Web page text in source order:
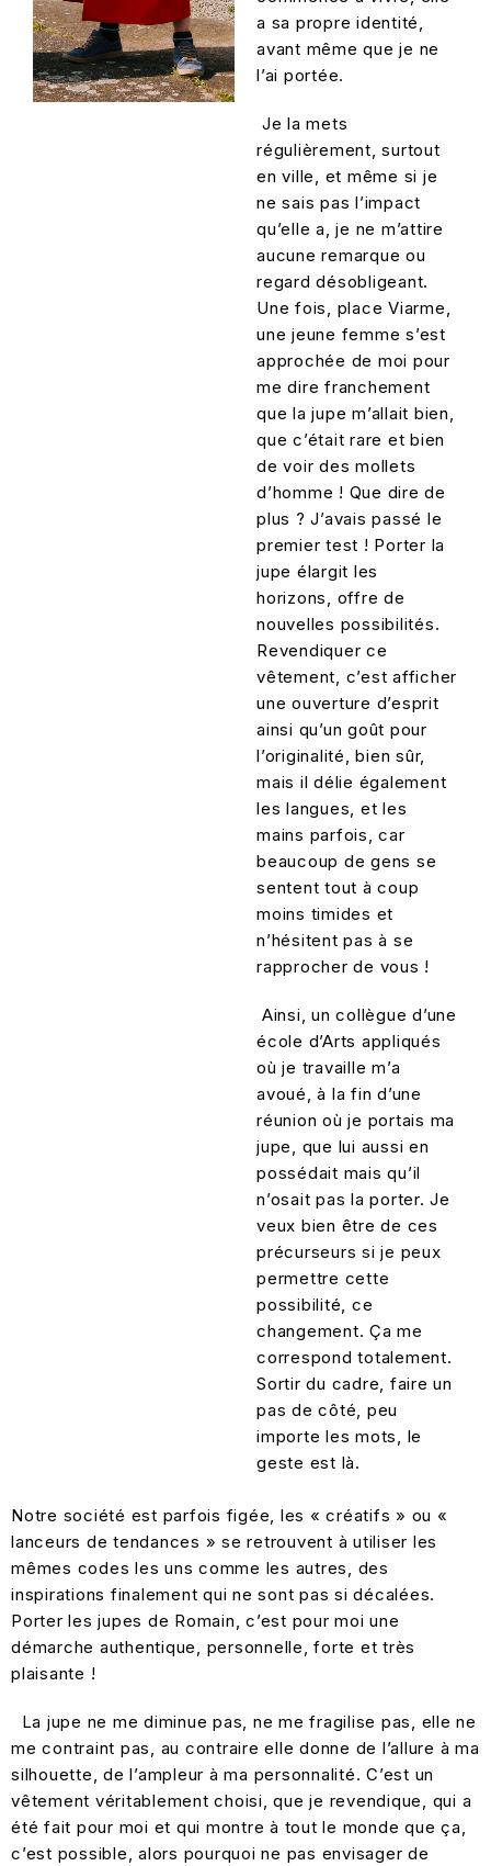
a sa propre identité,
avant même que je ne
l’ai portée.
Je la mets
régulièrement, surtout
en ville, et même si je
ne sais pas l’impact
qu’elle a, je ne m’attire
aucune remarque ou
regard désobligeant.
Une fois, place Viarme,
une jeune femme s’est
approchée de moi pour
me dire franchement
que la jupe m’allait bien,
que c’était rare et bien
de voir des mollets
d’homme ! Que dire de
plus ? J’avais passé le
premier test ! Porter la
jupe élargit les
horizons, offre de
nouvelles possibilités.
Revendiquer ce
vêtement, c’est afficher
une ouverture d’esprit
ainsi qu’un goût pour
l’originalité, bien sûr,
mais il délie également
les langues, et les
mains parfois, car
beaucoup de gens se
sentent tout à coup
moins timides et
n’hésitent pas à se
rapprocher de vous !
Ainsi, un collègue d’une
école d’Arts appliqués
où je travaille m’a
avoué, à la fin d’une
réunion où je portais ma
jupe, que lui aussi en
possédait mais qu’il
n’osait pas la porter. Je
veux bien être de ces
précurseurs si je peux
permettre cette
possibilité, ce
changement. Ça me
correspond totalement.
Sortir du cadre, faire un
pas de côté, peu
importe les mots, le
geste est là.
Notre société est parfois figée, les « créatifs » ou «
lanceurs de tendances » se retrouvent à utiliser les
mêmes codes les uns comme les autres, des
inspirations finalement qui ne sont pas si décalées.
Porter les jupes de Romain, c’est pour moi une
démarche authentique, personnelle, forte et très
plaisante !
La jupe ne me diminue pas, ne me fragilise pas, elle ne
me contraint pas, au contraire elle donne de l’allure à ma
silhouette, de l’ampleur à ma personnalité. C’est un
vêtement véritablement choisi, que je revendique, qui a
été fait pour moi et qui montre à tout le monde que ça,
c’est possible, alors pourquoi ne pas envisager de